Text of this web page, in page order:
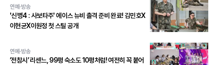
연예·방송
'신병4 : 사보타주' 에이스 뉴비 출격 준비 완료! 김민호X
이현균X이원정 첫 스틸 공개
연예·방송
‘전참시’ 리센느, 99평 숙소도 10평처럼! 여전히 꼭 붙어